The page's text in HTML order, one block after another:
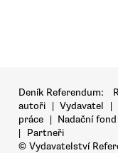
Deník Referendum:
autoři | Vydavatel |
práce | Nadační fond
|
Partneři
© Vydavatelství